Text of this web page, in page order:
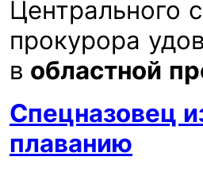
Центрального
прокурора
в областной
Спецназовец
плаванию